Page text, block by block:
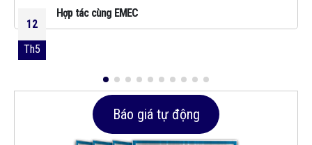
12
Th5
Hợp tác cùng EMEC
Báo giá tự động